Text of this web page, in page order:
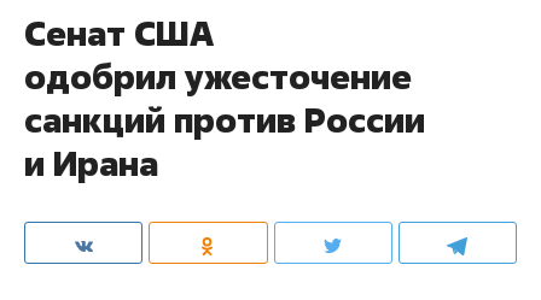
Сенат США
одобрил ужесточение
санкций против России
и Ирана